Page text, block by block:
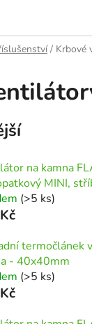
/ Krbové
na kamna
MINI,
(>5 ks)
termočlánek
- 40x40mm
(>5 ks)